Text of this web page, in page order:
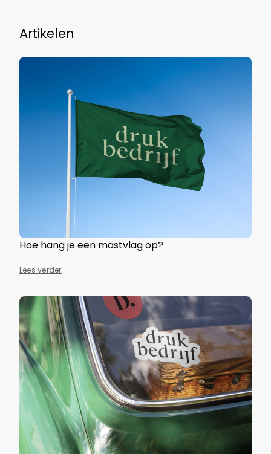
Artikelen
Hoe hang je een mastvlag op?
Lees verder